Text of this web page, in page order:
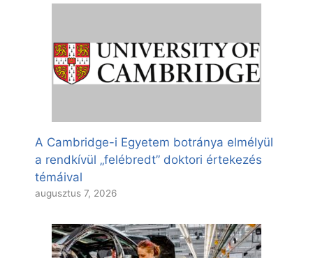
A Cambridge-i Egyetem botránya elmélyül
a rendkívül „felébredt” doktori értekezés
témáival
augusztus 7, 2026